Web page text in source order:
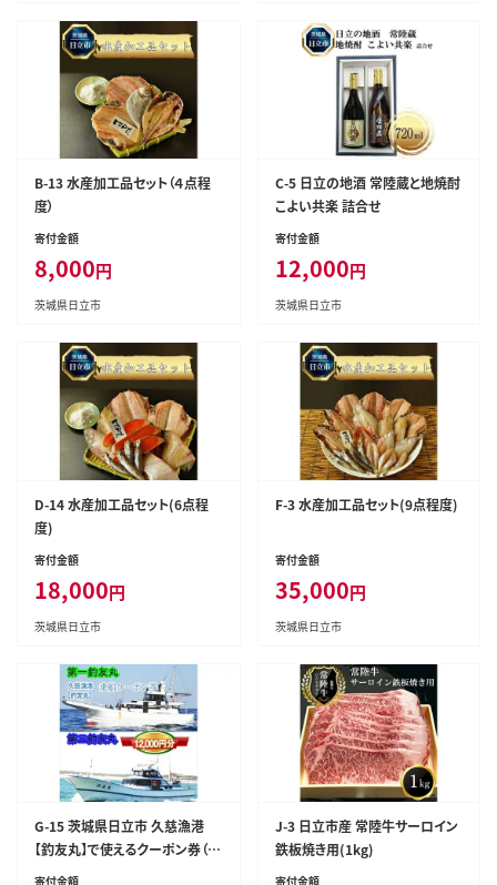
B-13 水産加工品セット（４点程
度）
寄付金額
8,000円
茨城県日立市
C-5 日立の地酒 常陸蔵と地焼酎
こよい共楽 詰合せ
寄付金額
12,000円
茨城県日立市
D-14 水産加工品セット(6点程
度)
寄付金額
18,000円
茨城県日立市
F-3 水産加工品セット(9点程度)
寄付金額
35,000円
茨城県日立市
G-15 茨城県日立市 久慈漁港
【釣友丸】で使えるクーポン券（1
2000円分）
寄付金額
J-3 日立市産 常陸牛サーロイン
鉄板焼き用(1kg)
寄付金額